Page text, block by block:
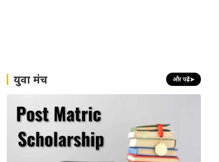
युवा मंच और पढ़ें➤